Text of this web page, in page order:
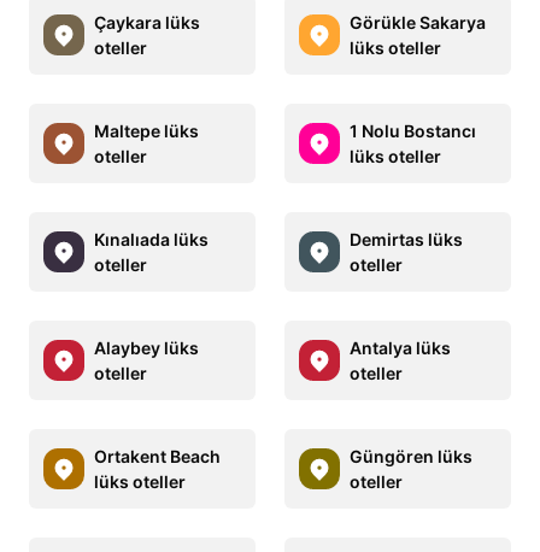
Çaykara lüks
oteller
Görükle Sakarya
lüks oteller
Maltepe lüks
oteller
1 Nolu Bostancı
lüks oteller
Kınalıada lüks
oteller
Demirtas lüks
oteller
Alaybey lüks
oteller
Antalya lüks
oteller
Ortakent Beach
lüks oteller
Güngören lüks
oteller